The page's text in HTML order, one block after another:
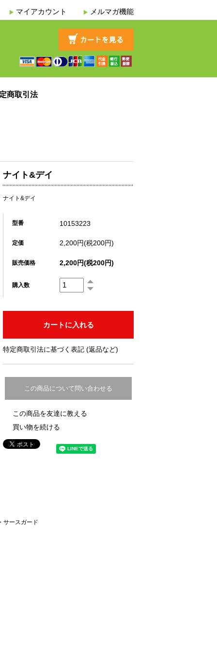
マイアカウント メルマガ機能
商取引法
ナイト&デイ
ナイト&デイ
型番 10153223
定価 2,200円(税200円)
販売価格 2,200円(税200円)
購入数
特定商取引法に基づく表記 (返品など)
この商品について問い合わせる
この商品を友達に教える
買い物を続ける
サースガード